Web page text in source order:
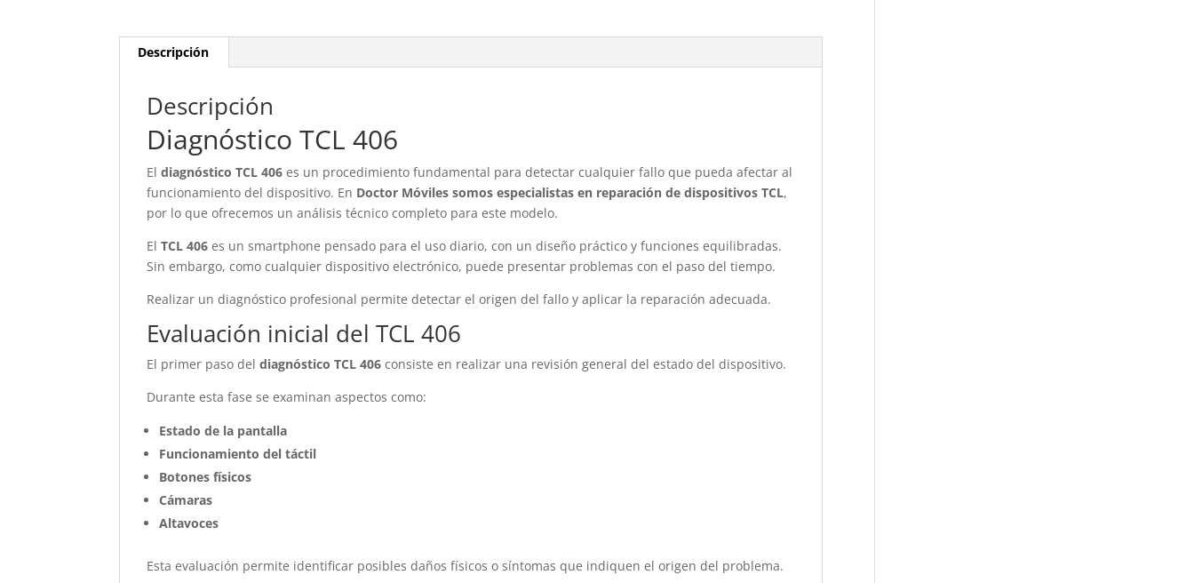
Descripción
Descripción
Diagnóstico TCL 406
Eldiagnóstico TCL 406 es un procedimiento fundamental para detectar cualquier fallo que pueda afectar al
funcionamiento del dispositivo. En Doctor Móviles somos especialistas en reparación de dispositivos TCL,
por lo que ofrecemos un análisis técnico completo para este modelo.
ElTCL 406 es un smartphone pensado para el uso diario, con un diseño práctico y funciones equilibradas.
Sin embargo, como cualquier dispositivo electrónico, puede presentar problemas con el paso del tiempo.
Realizar un diagnóstico profesional permite detectar el origen del fallo y aplicar la reparación adecuada.
Evaluación inicial del TCL 406
El primer paso deldiagnóstico TCL 406 consiste en realizar una revisión general del estado del dispositivo.
Durante esta fase se examinan aspectos como:
Estado de la pantalla
Funcionamiento del táctil
Botones físicos
Cámaras
Altavoces
Esta evaluación permite identificar posibles daños físicos o síntomas que indiquen el origen del problema.